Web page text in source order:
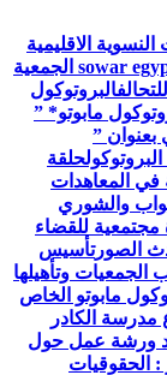
الاقليمية
تهنئة شبكة sowar egypt الجمعية
البروتوكول
مابوتو* ”
بعنوان ”
حلقة
في المعاهدات
والشوري
للقضاء
الصورتأسيس
الجمعيات وتأهيلها
مابوتو الخاص
الكادر
ورشة عمل حول
الحقوقيات